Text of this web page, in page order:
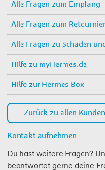
Alle Fragen zum Empfang
Alle Fragen zum
Alle Fragen zu Schaden
Hilfe zu myHermes.de
Hilfe zur Hermes Box
Zurück zu allen
Kontakt aufnehmen
Du hast weitere Fragen?
beantwortet gerne deine